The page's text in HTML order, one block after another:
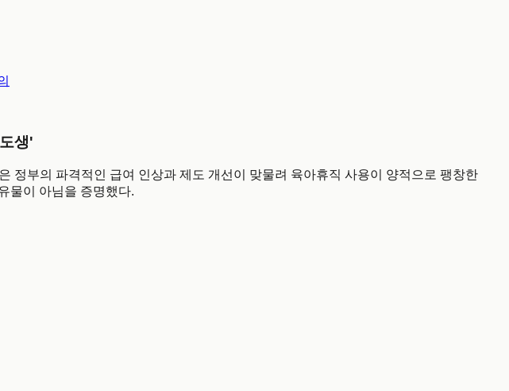
생'
정부의 파격적인 급여 인상과 제도 개선이 맞물려 육아휴직 사용이 양적으로 팽창한
물이 아님을 증명했다.